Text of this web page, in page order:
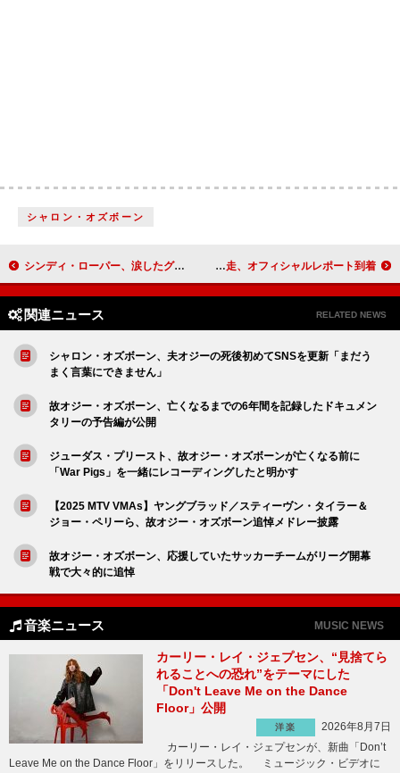
シャロン・オズボーン
シンディ・ローパー、涙したグレイシー・エイブラムスの楽曲を明かす 星野源、6年ぶりの全国＆アジアツアーを完走、オフィシャルレポート到着
関連ニュース RELATED NEWS
シャロン・オズボーン、夫オジーの死後初めてSNSを更新「まだう
まく言葉にできません」
故オジー・オズボーン、亡くなるまでの6年間を記録したドキュメン
タリーの予告編が公開
ジューダス・プリースト、故オジー・オズボーンが亡くなる前に
「War Pigs」を一緒にレコーディングしたと明かす
【2025 MTV VMAs】ヤングブラッド／スティーヴン・タイラー＆
ジョー・ペリーら、故オジー・オズボーン追悼メドレー披露
故オジー・オズボーン、応援していたサッカーチームがリーグ開幕
戦で大々的に追悼
音楽ニュース MUSIC NEWS
カーリー・レイ・ジェプセン、“見捨てら
れることへの恐れ”をテーマにした
「Don't Leave Me on the Dance
Floor」公開
洋楽
2026年8月7日
カーリー・レイ・ジェプセンが、新曲「Don’t
Leave Me on the Dance Floor」をリリースした。 ミュージック・ビデオに